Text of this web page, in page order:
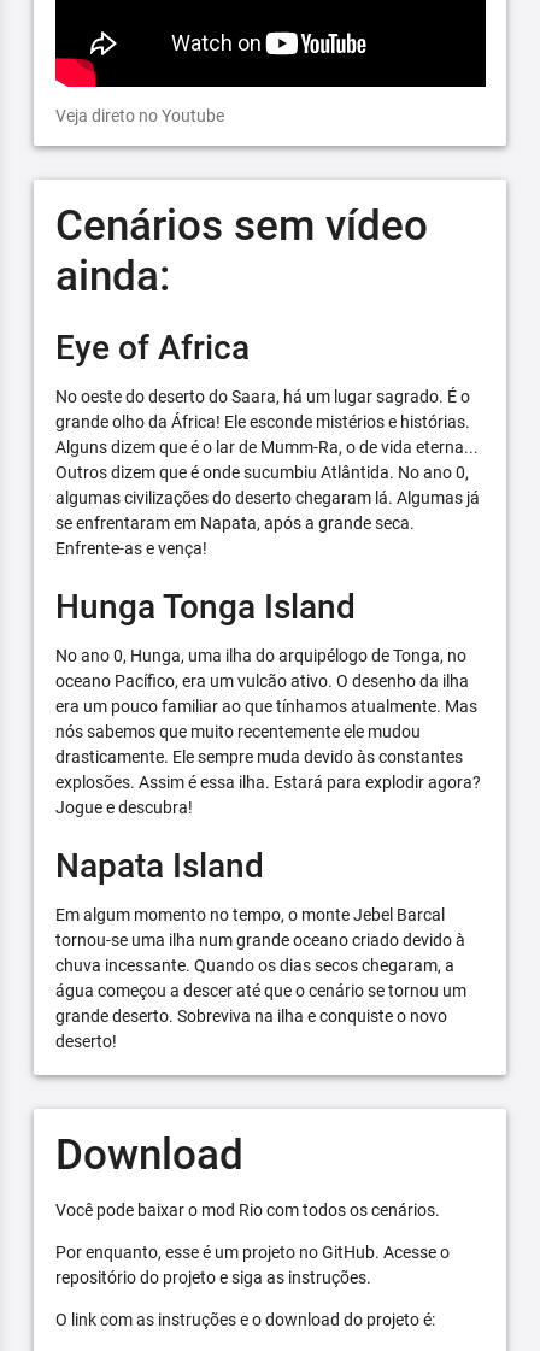
Veja direto no Youtube
Cenários sem vídeo
ainda:
Eye of Africa
No oeste do deserto do Saara, há um lugar sagrado. É o
grande olho da África! Ele esconde mistérios e histórias.
Alguns dizem que é o lar de Mumm-Ra, o de vida eterna...
Outros dizem que é onde sucumbiu Atlântida. No ano 0,
algumas civilizações do deserto chegaram lá. Algumas já
se enfrentaram em Napata, após a grande seca.
Enfrente-as e vença!
Hunga Tonga Island
No ano 0, Hunga, uma ilha do arquipélogo de Tonga, no
oceano Pacífico, era um vulcão ativo. O desenho da ilha
era um pouco familiar ao que tínhamos atualmente. Mas
nós sabemos que muito recentemente ele mudou
drasticamente. Ele sempre muda devido às constantes
explosões. Assim é essa ilha. Estará para explodir agora?
Jogue e descubra!
Napata Island
Em algum momento no tempo, o monte Jebel Barcal
tornou-se uma ilha num grande oceano criado devido à
chuva incessante. Quando os dias secos chegaram, a
água começou a descer até que o cenário se tornou um
grande deserto. Sobreviva na ilha e conquiste o novo
deserto!
Download
Você pode baixar o mod Rio com todos os cenários.
Por enquanto, esse é um projeto no GitHub. Acesse o
repositório do projeto e siga as instruções.
O link com as instruções e o download do projeto é: